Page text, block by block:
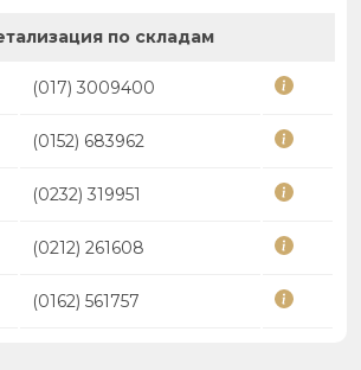
по складам
(017) 3009400
(0152) 683962
(0232) 319951
(0212) 261608
(0162) 561757